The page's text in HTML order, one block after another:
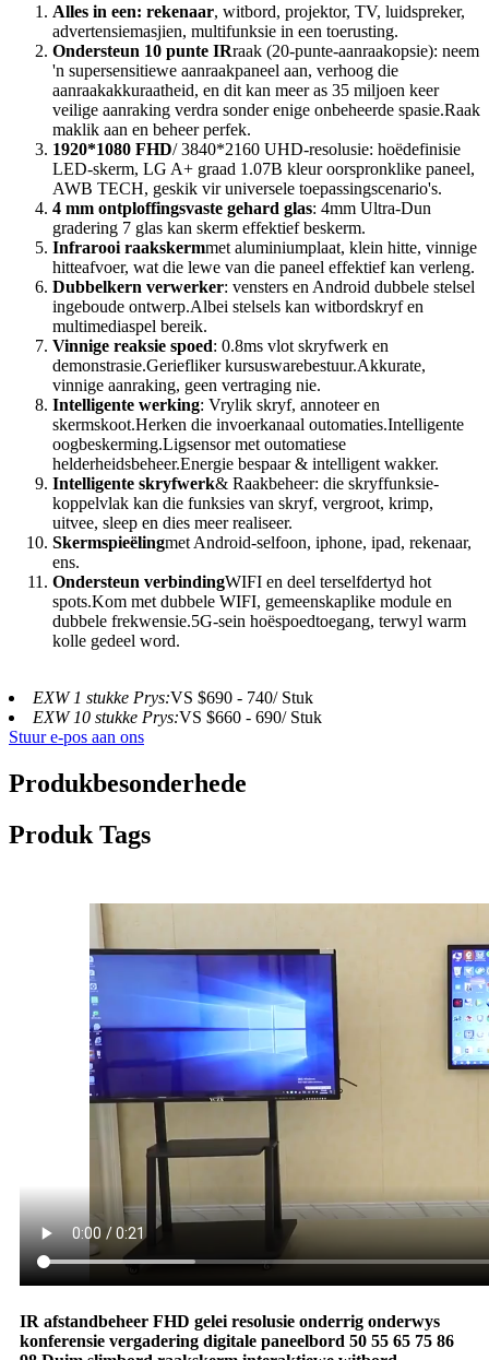
Alles in een: rekenaar, witbord, projektor, TV, luidspreker,
advertensiemasjien, multifunksie in een toerusting.
Ondersteun 10 punte IRraak (20-punte-aanraakopsie): neem
'n supersensitiewe aanraakpaneel aan, verhoog die
aanraakakkuraatheid, en dit kan meer as 35 miljoen keer
veilige aanraking verdra sonder enige onbeheerde spasie.Raak
maklik aan en beheer perfek.
1920*1080 FHD/ 3840*2160 UHD-resolusie: hoëdefinisie
LED-skerm, LG A+ graad 1.07B kleur oorspronklike paneel,
AWB TECH, geskik vir universele toepassingscenario's.
4 mm ontploffingsvaste gehard glas: 4mm Ultra-Dun
gradering 7 glas kan skerm effektief beskerm.
Infrarooi raakskermmet aluminiumplaat, klein hitte, vinnige
hitteafvoer, wat die lewe van die paneel effektief kan verleng.
Dubbelkern verwerker: vensters en Android dubbele stelsel
ingeboude ontwerp.Albei stelsels kan witbordskryf en
multimediaspel bereik.
Vinnige reaksie spoed: 0.8ms vlot skryfwerk en
demonstrasie.Geriefliker kursuswarebestuur.Akkurate,
vinnige aanraking, geen vertraging nie.
Intelligente werking: Vrylik skryf, annoteer en
skermskoot.Herken die invoerkanaal outomaties.Intelligente
oogbeskerming.Ligsensor met outomatiese
helderheidsbeheer.Energie bespaar & intelligent wakker.
Intelligente skryfwerk& Raakbeheer: die skryffunksie-
koppelvlak kan die funksies van skryf, vergroot, krimp,
uitvee, sleep en dies meer realiseer.
Skermspieëlingmet Android-selfoon, iphone, ipad, rekenaar,
ens.
Ondersteun verbindingWIFI en deel terselfdertyd hot
spots.Kom met dubbele WIFI, gemeenskaplike module en
dubbele frekwensie.5G-sein hoëspoedtoegang, terwyl warm
kolle gedeel word.
EXW 1 stukke Prys:VS $690 - 740/ Stuk
EXW 10 stukke Prys:VS $660 - 690/ Stuk
Stuur e-pos aan ons
Produkbesonderhede
Produk Tags
IR afstandbeheer FHD gelei resolusie onderrig onderwys
konferensie vergadering digitale paneelbord 50 55 65 75 86